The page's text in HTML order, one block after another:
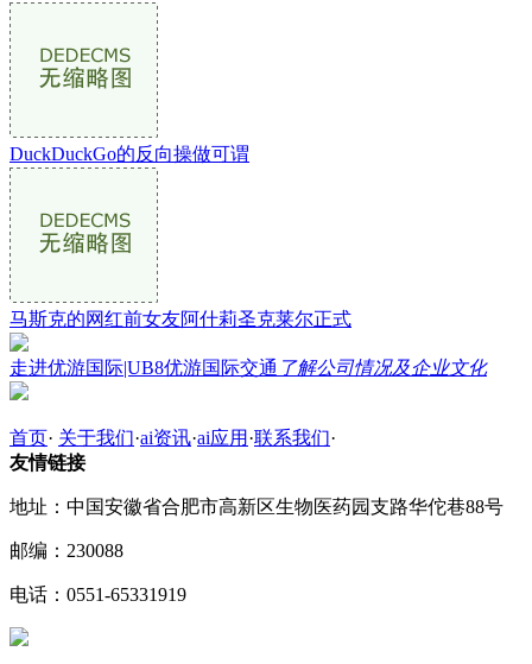
DuckDuckGo的反向操做可谓
马斯克的网红前女友阿什莉圣克莱尔正式
走进优游国际|UB8优游国际交通 了解公司情况及企业文化
首页· 关于我们·ai资讯·ai应用 ·联系我们·
友情链接
地址：中国安徽省合肥市高新区生物医药园支路华佗巷88号
邮编：230088
电话：0551-65331919